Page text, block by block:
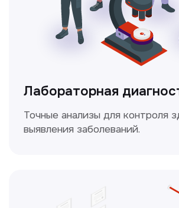
Метод ультразвуковой диагностики,
который используется для оценки